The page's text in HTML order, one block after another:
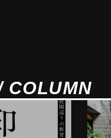
COLUMN